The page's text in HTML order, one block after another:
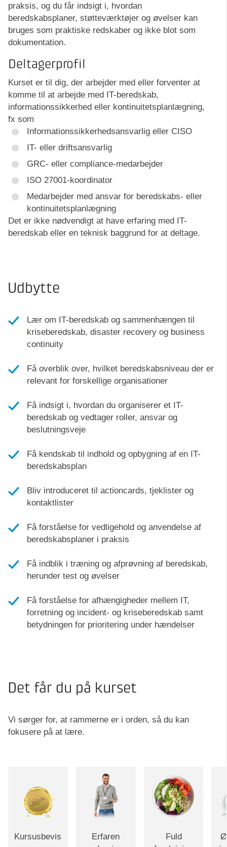
praksis, og du får indsigt i, hvordan
beredskabsplaner, støtteværktøjer og øvelser kan
bruges som praktiske redskaber og ikke blot som
dokumentation.
Deltagerprofil
Kurset er til dig, der arbejder med eller forventer at
komme til at arbejde med IT-beredskab,
informationssikkerhed eller kontinuitetsplanlægning,
fx som
Informationssikkerhedsansvarlig eller CISO
IT- eller driftsansvarlig
GRC- eller compliance-medarbejder
ISO 27001-koordinator
Medarbejder med ansvar for beredskabs- eller
kontinuitetsplanlægning
Det er ikke nødvendigt at have erfaring med IT-
beredskab eller en teknisk baggrund for at deltage.
Udbytte
Lær om IT-beredskab og sammenhængen til
kriseberedskab, disaster recovery og business
continuity
Få overblik over, hvilket beredskabsniveau der er
relevant for forskellige organisationer
Få indsigt i, hvordan du organiserer et IT-
beredskab og vedtager roller, ansvar og
beslutningsveje
Få kendskab til indhold og opbygning af en IT-
beredskabsplan
Bliv introduceret til actioncards, tjeklister og
kontaktlister
Få forståelse for vedligehold og anvendelse af
beredskabsplaner i praksis
Få indblik i træning og afprøvning af beredskab,
herunder test og øvelser
Få forståelse for afhængigheder mellem IT,
forretning og incident- og kriseberedskab samt
betydningen for prioritering under hændelser
Det får du på kurset
Vi sørger for, at rammerne er i orden, så du kan
fokusere på at lære.
Kursusbevis
Erfaren
Fuld